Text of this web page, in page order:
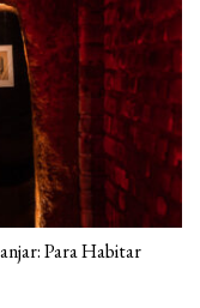
Para Habitar